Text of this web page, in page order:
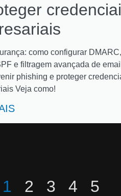
como configurar DMARC,
e filtragem avançada de email
phishing e proteger
Veja como!
1 2 3 4 5